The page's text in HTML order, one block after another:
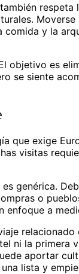
y la
objetivo es
se siente
que exige
visitas
genérica.
o
a
ni la primera
aportar
lista y